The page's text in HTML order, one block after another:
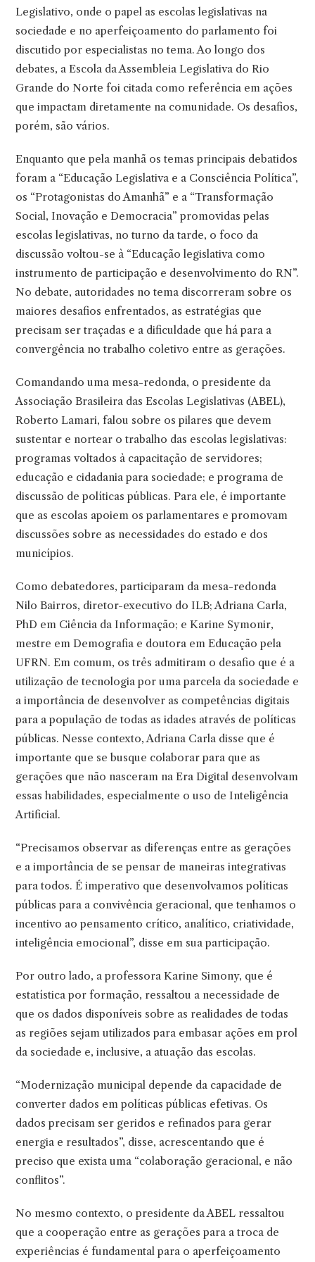
Legislativo, onde o papel as escolas legislativas na
sociedade e no aperfeiçoamento do parlamento foi
discutido por especialistas no tema. Ao longo dos
debates, a Escola da Assembleia Legislativa do Rio
Grande do Norte foi citada como referência em ações
que impactam diretamente na comunidade. Os desafios,
porém, são vários.
Enquanto que pela manhã os temas principais debatidos
foram a “Educação Legislativa e a Consciência Política”,
os “Protagonistas do Amanhã” e a “Transformação
Social, Inovação e Democracia” promovidas pelas
escolas legislativas, no turno da tarde, o foco da
discussão voltou-se à “Educação legislativa como
instrumento de participação e desenvolvimento do RN”.
No debate, autoridades no tema discorreram sobre os
maiores desafios enfrentados, as estratégias que
precisam ser traçadas e a dificuldade que há para a
convergência no trabalho coletivo entre as gerações.
Comandando uma mesa-redonda, o presidente da
Associação Brasileira das Escolas Legislativas (ABEL),
Roberto Lamari, falou sobre os pilares que devem
sustentar e nortear o trabalho das escolas legislativas:
programas voltados à capacitação de servidores;
educação e cidadania para sociedade; e programa de
discussão de políticas públicas. Para ele, é importante
que as escolas apoiem os parlamentares e promovam
discussões sobre as necessidades do estado e dos
municípios.
Como debatedores, participaram da mesa-redonda
Nilo Bairros, diretor-executivo do ILB; Adriana Carla,
PhD em Ciência da Informação; e Karine Symonir,
mestre em Demografia e doutora em Educação pela
UFRN. Em comum, os três admitiram o desafio que é a
utilização de tecnologia por uma parcela da sociedade e
a importância de desenvolver as competências digitais
para a população de todas as idades através de políticas
públicas. Nesse contexto, Adriana Carla disse que é
importante que se busque colaborar para que as
gerações que não nasceram na Era Digital desenvolvam
essas habilidades, especialmente o uso de Inteligência
Artificial.
“Precisamos observar as diferenças entre as gerações
e a importância de se pensar de maneiras integrativas
para todos. É imperativo que desenvolvamos políticas
públicas para a convivência geracional, que tenhamos o
incentivo ao pensamento crítico, analítico, criatividade,
inteligência emocional”, disse em sua participação.
Por outro lado, a professora Karine Simony, que é
estatística por formação, ressaltou a necessidade de
que os dados disponíveis sobre as realidades de todas
as regiões sejam utilizados para embasar ações em prol
da sociedade e, inclusive, a atuação das escolas.
“Modernização municipal depende da capacidade de
converter dados em políticas públicas efetivas. Os
dados precisam ser geridos e refinados para gerar
energia e resultados”, disse, acrescentando que é
preciso que exista uma “colaboração geracional, e não
conflitos”.
No mesmo contexto, o presidente da ABEL ressaltou
que a cooperação entre as gerações para a troca de
experiências é fundamental para o aperfeiçoamento